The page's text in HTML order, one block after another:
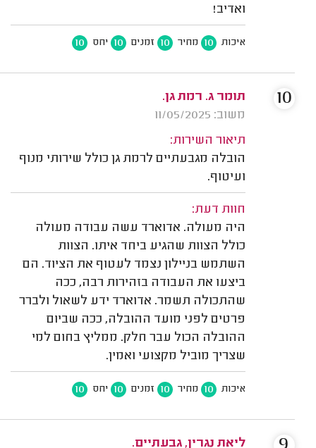
ואדיב!
איכות 10 מחיר 10 זמנים 10 יחס 10
תומר ג. רמת גן.
משוב: 11/05/2025
תיאור השירות:
הובלה מגבעתיים לרמת גן כולל שירותי מנוף
ועיטוף.
חוות דעת:
היה מעולה. אדוארד עשה עבודה מעולה
כולל הצוות שהגיע ביחד איתו. הצוות
השתמש בניילון נצמד לעטוף את הציוד. הם
ביצעו את העבודה בזהירות רבה, ככה
שהתכולה תשמר. אדוארד ידע לשאול ולברר
פרטים לפני מועד ההובלה, ככה שביום
ההובלה הכול עבר חלק. ממליץ בחום למי
שצריך מוביל מקצועי ואמין.
איכות 10 מחיר 10 זמנים 10 יחס 10
10
ליאת נגרין, גבעתיים.